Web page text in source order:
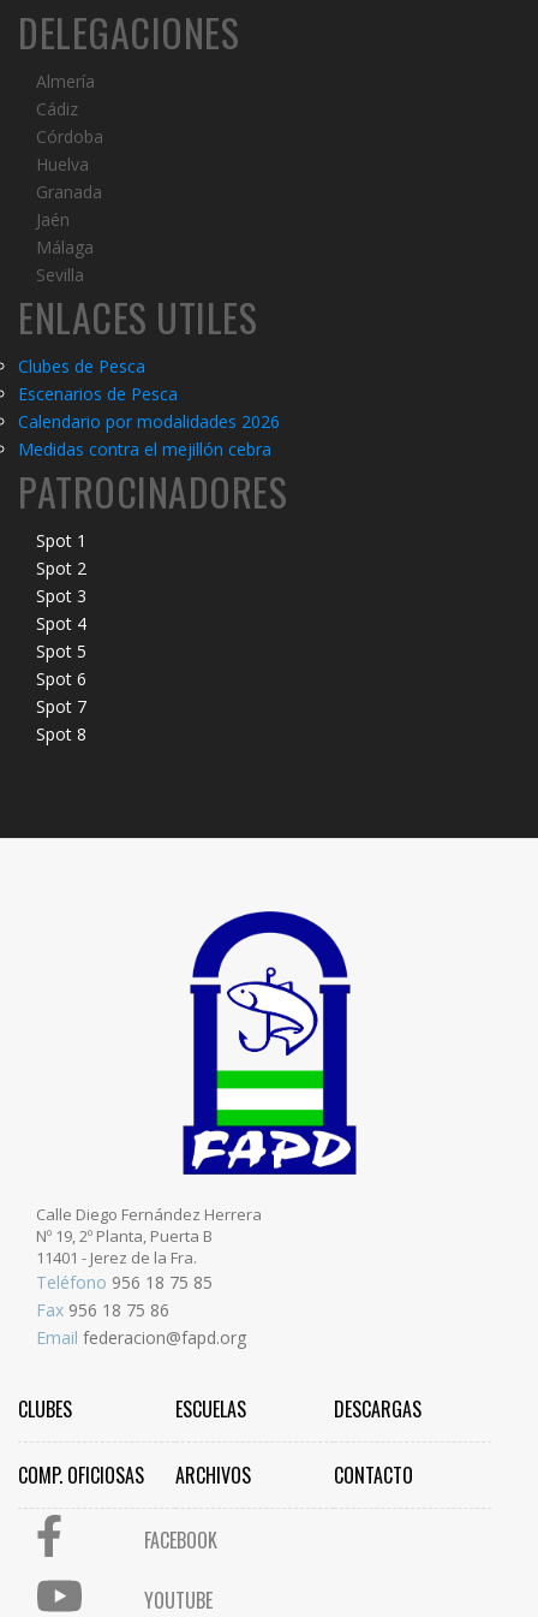
DELEGACIONES
Almería
Cádiz
Córdoba
Huelva
Granada
Jaén
Málaga
Sevilla
ENLACES UTILES
Clubes de Pesca
Escenarios de Pesca
Calendario por modalidades 2026
Medidas contra el mejillón cebra
PATROCINADORES
Spot 1
Spot 2
Spot 3
Spot 4
Spot 5
Spot 6
Spot 7
Spot 8
Calle Diego Fernández Herrera
Nº 19, 2º Planta, Puerta B
11401 - Jerez de la Fra.
Teléfono 956 18 75 85
Fax 956 18 75 86
Email federacion@fapd.org
CLUBES ESCUELAS DESCARGAS
COMP. OFICIOSAS ARCHIVOS CONTACTO
FACEBOOK
YOUTUBE